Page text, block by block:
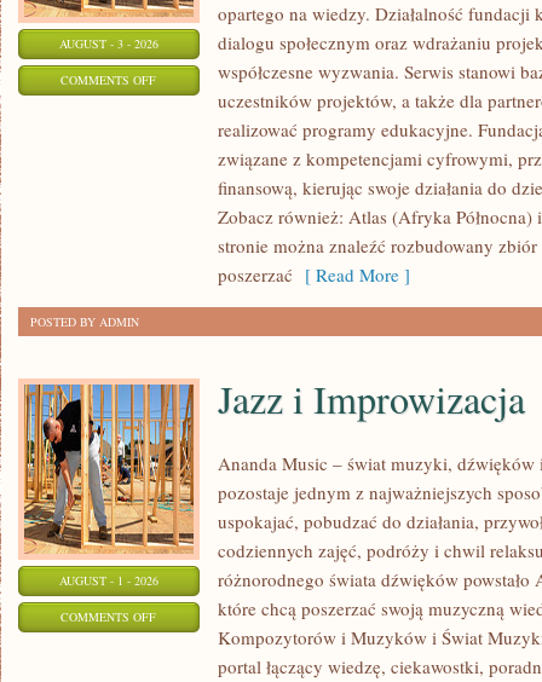
AUGUST - 3 - 2026
COMMENTS OFFON
opartego na wiedzy. Działalność fundacji
dialogu społecznym oraz wdrażaniu
współczesne wyzwania. Serwis stanowi
uczestników projektów, a także dla
realizować programy edukacyjne.
związane z kompetencjami cyfrowymi,
finansową, kierując swoje działania do
Zobacz również: Atlas (Afryka
stronie można znaleźć rozbudowany
poszerzać [ Read More ]
POSTED BY ADMIN
AUGUST - 1 - 2026
COMMENTS OFFON
Jazz i Improwizacja
Ananda Music – świat muzyki,
pozostaje jednym z najważniejszych
uspokajać, pobudzać do działania,
codziennych zajęć, podróży i chwil
różnorodnego świata dźwięków powstało
które chcą poszerzać swoją muzyczną
Kompozytorów i Muzyków i Świat
portal łączący wiedzę, ciekawostki,